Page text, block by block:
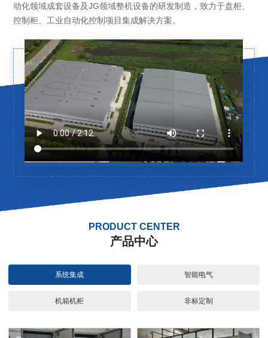
动化领域成套设备及JG领域整机设备的研发制造，致力于盘柜、
控制柜、工业自动化控制项目集成解决方案。
PRODUCT CENTER
产品中心
系统集成 智能电气
机箱机柜 非标定制